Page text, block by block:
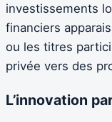
investissements
financiers
ou les titres
privée vers des
L’innovation